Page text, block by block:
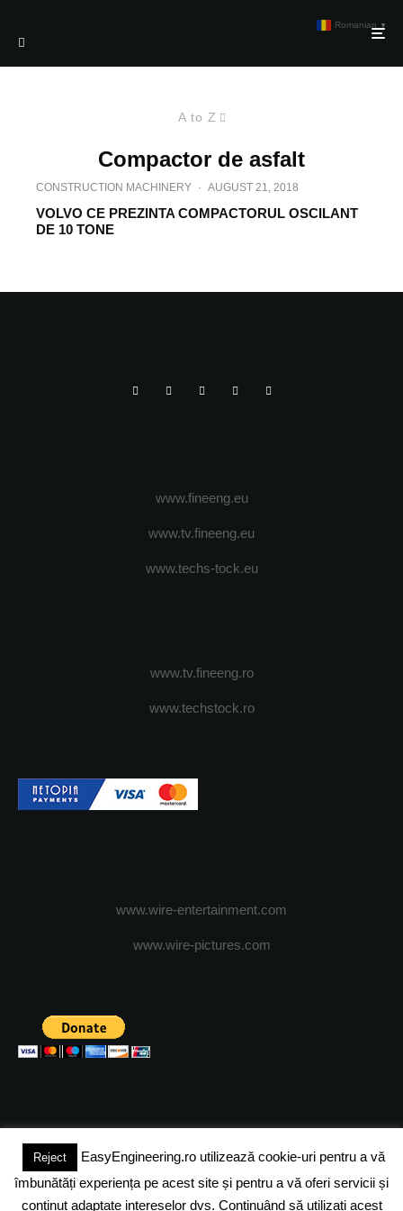
A to Z
Compactor de asfalt
CONSTRUCTION MACHINERY · AUGUST 21, 2018
VOLVO CE PREZINTA COMPACTORUL OSCILANT
DE 10 TONE
www.fineeng.eu
www.tv.fineeng.eu
www.techs-tock.eu
www.tv.fineeng.ro
www.techstock.ro
www.wire-entertainment.com
www.wire-pictures.com
(c) 2024 - FineEngineeringMagazine. All rights reserved.
DESPRE NOI ADVERTISING JOBS DESPRE COOKIES
Reject
EasyEngineering.ro utilizează cookie-uri pentru a vă
îmbunătăți experiența pe acest site și pentru a vă oferi servicii și
conținut adaptate intereselor dvs. Continuând să utilizați acest
Romanian ▼